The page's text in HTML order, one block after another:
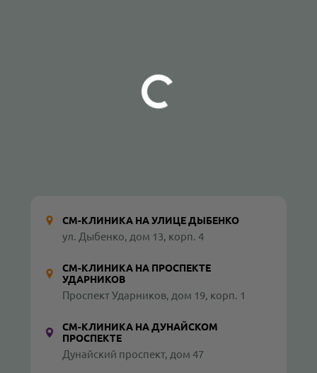
СМ-КЛИНИКА НА УЛИЦЕ ДЫБЕНКО
ул. Дыбенко, дом 13, корп. 4
СМ-КЛИНИКА НА ПРОСПЕКТЕ
УДАРНИКОВ
Проспект Ударников, дом 19, корп. 1
СМ-КЛИНИКА НА ДУНАЙСКОМ
ПРОСПЕКТЕ
Дунайский проспект, дом 47